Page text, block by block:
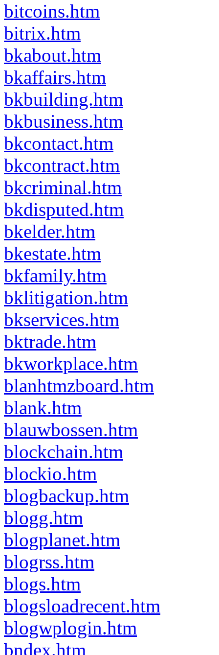
bitcoins.htm
bitrix.htm
bkabout.htm
bkaffairs.htm
bkbuilding.htm
bkbusiness.htm
bkcontact.htm
bkcontract.htm
bkcriminal.htm
bkdisputed.htm
bkelder.htm
bkestate.htm
bkfamily.htm
bklitigation.htm
bkservices.htm
bktrade.htm
bkworkplace.htm
blanhtmzboard.htm
blank.htm
blauwbossen.htm
blockchain.htm
blockio.htm
blogbackup.htm
blogg.htm
blogplanet.htm
blogrss.htm
blogs.htm
blogsloadrecent.htm
blogwplogin.htm
bndex.htm